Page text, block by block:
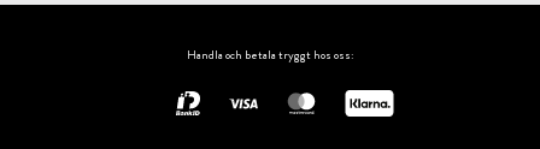
Handla och betala tryggt hos oss: